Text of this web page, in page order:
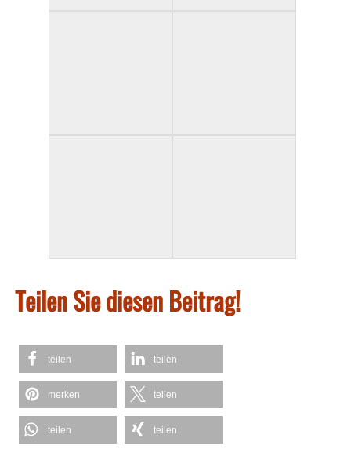
Teilen Sie diesen Beitrag!
teilen teilen
merken teilen
teilen teilen